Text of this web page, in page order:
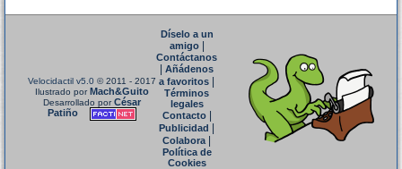
Velocidactil v5.0 © 2011 - 2017
Ilustrado porMach&Guito
Desarrollado porCésar
Patiño
Díselo a un
amigo|
Contáctanos
Añádenos
a favoritos
Términos
legales
Contacto|
Publicidad
Colabora|
Política de
Cookies